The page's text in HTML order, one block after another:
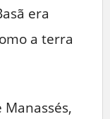
era
a terra